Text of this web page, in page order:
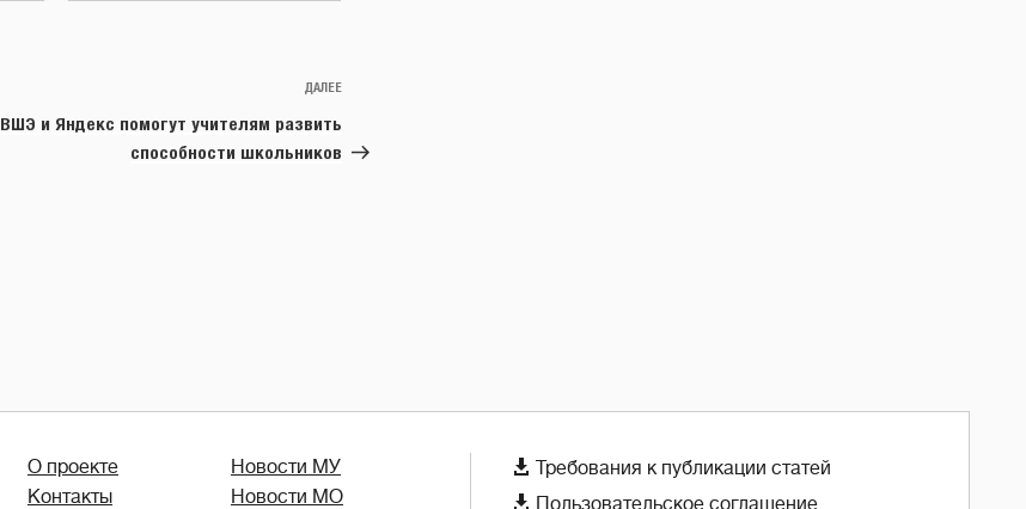
Следующая
ДАЛЕЕ
ВШЭ и Яндекс помогут учителям развить
способности школьников
О проекте
Контакты
Новости МУ
Новости МО
 Требования к публикации статей
 Пользовательское соглашение